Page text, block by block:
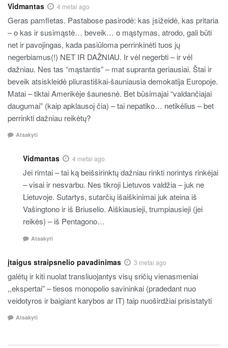
Vidmantas 4 metai ago
Geras pamfletas. Pastabose pasirodė: kas įsižeidė, kas pritaria
– o kas ir susimąstė… beveik… o mąstymas, atrodo, gali būti
net ir pavojingas, kada pasiūloma perrinkinėti tuos jų
negerbiamus(!) NET IR DAŽNIAU. Ir vėl negerbti – ir vėl
dažniau. Nes tas “mąstantis” – mat supranta geriausiai. Štai ir
beveik atsiskleidė pliurastiškai-šauniausia demokatija Europoje.
Matai – tiktai Amerikėje šaunesnė. Bet būsimajai “valdančiajai
daugumai” (kaip apklausoj čia) – tai nepatiko… netikėlius – bet
perrinkti dažniau reikėtų?
Atsakyti
Vidmantas 4 metai ago
Jei rimtai – tai ką beišsirinktų dažniau rinkti norintys rinkėjai
– visai ir nesvarbu. Nes tikroji Lietuvos valdžia – juk ne
Lietuvoje. Sutartys, sutarčių išaiškinimai juk ateina iš
Vašingtono ir iš Briuselio. Aiškiausieji, trumpiausieji (jei
reikės) – iš Pentagono…
Atsakyti
įtaigus straipsnelio pavadinimas 3 metai ago
galėtų ir kiti nuolat transliuojantys visų sričių vienasmeniai
,,ekspertai” – tiesos monopolio savininkai (pradedant nuo
veidotyros ir baigiant karybos ar IT) taip nuoširdžiai prisistatyti
Atsakyti